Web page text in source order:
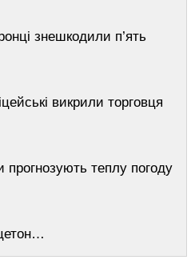
знешкодили п’ять
викрили торговця
прогнозують теплу погоду